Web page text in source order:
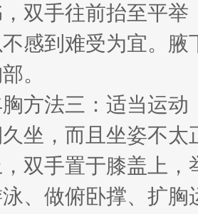
双手往前抬至平
感到难受为宜。
。
方法三：适当运动
坐，而且坐姿不
双手置于膝盖上
、做俯卧撑、扩